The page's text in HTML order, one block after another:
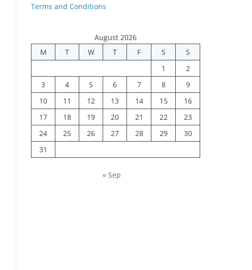
Terms and Conditions
August 2026
M
T W T F S
S
1
2
3
4 5 6 7 8
9
10
11 12 13 14 15
16
17
18 19 20 21 22
23
24
25 26 27 28 29
30
31
« Sep